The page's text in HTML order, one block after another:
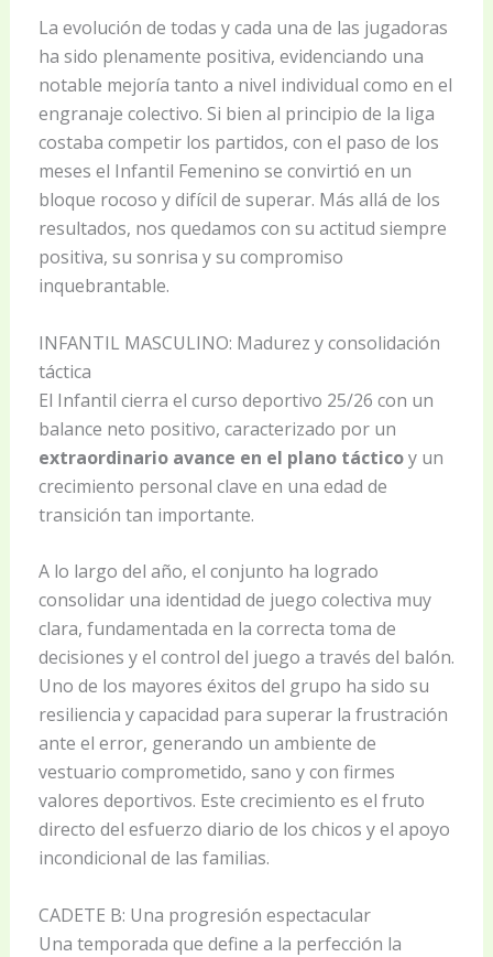
La evolución de todas y cada una de las jugadoras
ha sido plenamente positiva, evidenciando una
notable mejoría tanto a nivel individual como en el
engranaje colectivo. Si bien al principio de la liga
costaba competir los partidos, con el paso de los
meses el Infantil Femenino se convirtió en un
bloque rocoso y difícil de superar. Más allá de los
resultados, nos quedamos con su actitud siempre
positiva, su sonrisa y su compromiso
inquebrantable.
INFANTIL MASCULINO: Madurez y consolidación
táctica
El Infantil cierra el curso deportivo 25/26 con un
balance neto positivo, caracterizado por un
extraordinario avance en el plano tácticoy un
crecimiento personal clave en una edad de
transición tan importante.
A lo largo del año, el conjunto ha logrado
consolidar una identidad de juego colectiva muy
clara, fundamentada en la correcta toma de
decisiones y el control del juego a través del balón.
Uno de los mayores éxitos del grupo ha sido su
resiliencia y capacidad para superar la frustración
ante el error, generando un ambiente de
vestuario comprometido, sano y con firmes
valores deportivos. Este crecimiento es el fruto
directo del esfuerzo diario de los chicos y el apoyo
incondicional de las familias.
CADETE B: Una progresión espectacular
Una temporada que define a la perfección la